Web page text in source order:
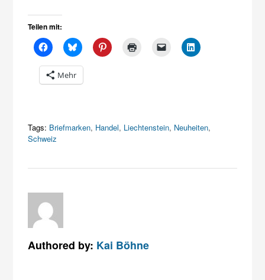
Teilen mit:
Mehr
Tags: Briefmarken, Handel, Liechtenstein, Neuheiten,
Schweiz
Authored by: Kai Böhne